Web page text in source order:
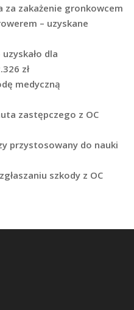
za zakażenie gronkowcem
– uzyskane
dla
zł
medyczną
zastępczego z OC
przystosowany do nauki
szkody z OC